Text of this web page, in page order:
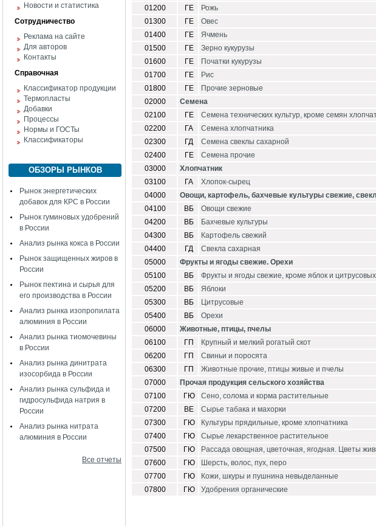
Новости и статистика
Сотрудничество
Реклама на сайте
Для авторов
Контакты
Справочная
Классификатор продукции
Термопласты
Добавки
Процессы
Нормы и ГОСТы
Классификаторы
ОБЗОРЫ РЫНКОВ
Рынок энергетических
добавок для КРС в России
Рынок гуминовых удобрений
в России
Анализ рынка кокса в России
Рынок защищенных жиров в
России
Рынок пектина и сырья для
его производства в России
Анализ рынка изопропилата
алюминия в России
Анализ рынка тиомочевины
в России
Анализ рынка динитрата
изосорбида в России
Анализ рынка сульфида и
гидросульфида натрия в
России
Анализ рынка нитрата
алюминия в России
Все отчеты
01200
ГЕ
Рожь
01300
ГЕ
Овес
01400
ГЕ
Ячмень
01500
ГЕ
Зерно кукурузы
01600
ГЕ
Початки кукурузы
01700
ГЕ
Рис
01800
ГЕ
Прочие зерновые
02000
Семена
02100
ГЕ
Семена технических культур, кроме семян
02200
ГА
Семена хлопчатника
02300
ГД
Семена свеклы сахарной
02400
ГЕ
Семена прочие
03000
Хлопчатник
03100
ГА
Хлопок-сырец
04000
Овощи, картофель, бахчевые культуры свежие,
04100
ВБ
Овощи свежие
04200
ВБ
Бахчевые культуры
04300
ВБ
Картофель свежий
04400
ГД
Свекла сахарная
05000
Фрукты и ягоды свежие. Орехи
05100
ВБ
Фрукты и ягоды свежие, кроме яблок и цитрусовых
05200
ВБ
Яблоки
05300
ВБ
Цитрусовые
05400
ВБ
Орехи
06000
Животные, птицы, пчелы
06100
ГП
Крупный и мелкий рогатый скот
06200
ГП
Свиньи и поросята
06300
ГП
Животные прочие, птицы живые и пчелы
07000
Прочая продукция сельского хозяйства
07100
ГЮ
Сено, солома и корма растительные
07200
ВЕ
Сырье табака и махорки
07300
ГЮ
Культуры прядильные, кроме хлопчатника
07400
ГЮ
Сырье лекарственное растительное
07500
ГЮ
Рассада овощная, цветочная, ягодная. Цветы
07600
ГЮ
Шерсть, волос, пух, перо
07700
ГЮ
Кожи, шкуры и пушнина невыделанные
07800
ГЮ Удобрения органические